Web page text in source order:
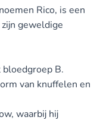
Rico, is een
geweldige
B.
van knuffelen en
waarbij hij